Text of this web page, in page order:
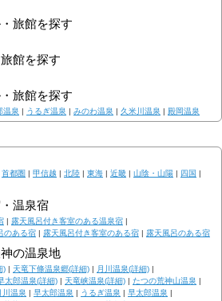
旅館を探す
館を探す
旅館を探す
温泉 | うるぎ温泉 | みのわ温泉 | 久米川温泉 | 殿岡温泉
首都圏 | 甲信越 | 北陸 | 東海 | 近畿 | 山陰・山陽 | 四国 |
温泉宿
| 露天風呂付き客室のある温泉宿 |
のある宿 | 露天風呂付き客室のある宿 | 露天風呂のある宿
の温泉地
) | 天竜下條温泉郷(詳細) | 月川温泉(詳細) |
太郎温泉(詳細) | 天竜峡温泉(詳細) | たつの荒神山温泉 |
川温泉 | 早太郎温泉 | うるぎ温泉 | 早太郎温泉 |